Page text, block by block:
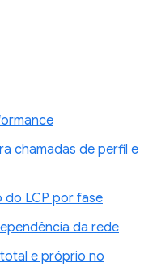
chamadas de perfil e
do LCP por fase
da rede
e próprio no